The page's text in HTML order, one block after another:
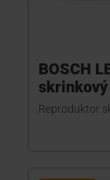
BOSCH
Reproduktor